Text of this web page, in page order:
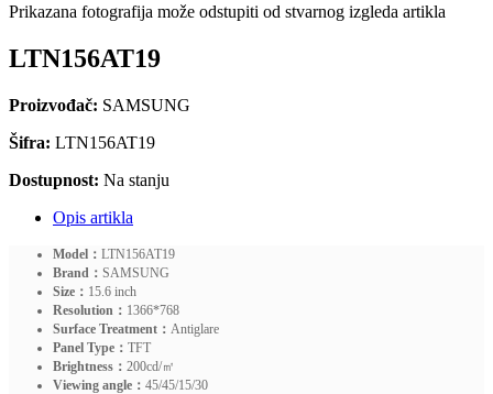
Prikazana fotografija može odstupiti od stvarnog izgleda artikla
LTN156AT19
Proizvođač: SAMSUNG
Šifra: LTN156AT19
Dostupnost: Na stanju
Opis artikla
Model： LTN156AT19
Brand： SAMSUNG
Size： 15.6 inch
Resolution： 1366*768
Surface Treatment： Antiglare
Panel Type： TFT
Brightness： 200cd/㎡
Viewing angle： 45/45/15/30